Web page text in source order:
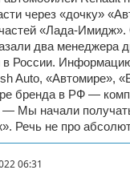
через «дочку»
«Лада-
два менеджера
в России.
Auto, «Автомире»,
бренда в РФ —
Мы начали
Речь не про
06:31